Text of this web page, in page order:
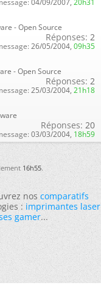
04/09/2007, 20h31
- Open Source
Réponses: 2
26/05/2004, 09h35
- Open Source
Réponses: 2
25/03/2004, 21h18
Réponses: 20
03/03/2004, 18h59
16h55.
noscomparatifs
: imprimantes laser
gamer...